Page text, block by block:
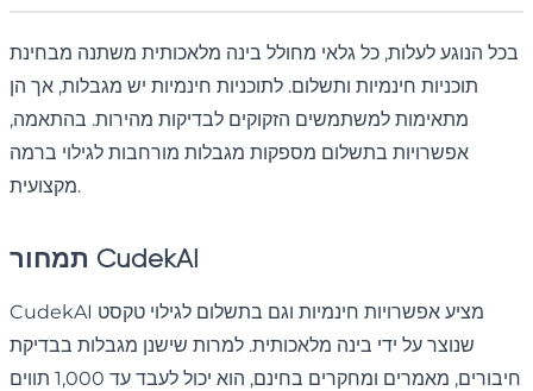
בכל הנוגע לעלות, כל גלאי מחולל בינה מלאכותית משתנה מבחינת
תוכניות חינמיות ותשלום. לתוכניות חינמיות יש מגבלות, אך הן
מתאימות למשתמשים הזקוקים לבדיקות מהירות. בהתאמה,
אפשרויות בתשלום מספקות מגבלות מורחבות לגילוי ברמה
מקצועית.
תמחור CudekAI
CudekAI מציע אפשרויות חינמיות וגם בתשלום לגילוי טקסט
שנוצר על ידי בינה מלאכותית. למרות שישנן מגבלות בבדיקת
חיבורים, מאמרים ומחקרים בחינם, הוא יכול לעבד עד 1,000 תווים